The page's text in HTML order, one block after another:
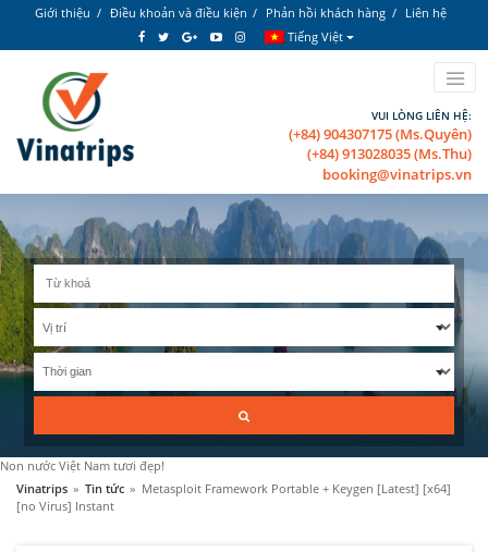
Giới thiệu Điều khoản và điều kiện Phản hồi khách hàng
Liên hệ
Tiếng Việt
VUI LÒNG LIÊN HỆ:
(+84) 904307175 (Ms.Quyên)
(+84) 913028035 (Ms.Thu)
booking@vinatrips.vn
Non nước Việt Nam tươi đẹp!
Vinatrips » Tin tức » Metasploit Framework Portable + Keygen [Latest] [x64]
[no Virus] Instant